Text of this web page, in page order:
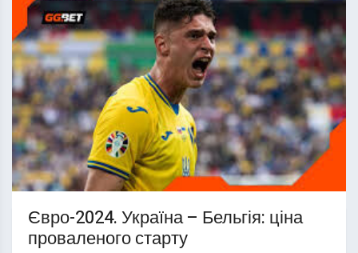
Євро-2024. Україна – Бельгія: ціна
проваленого старту